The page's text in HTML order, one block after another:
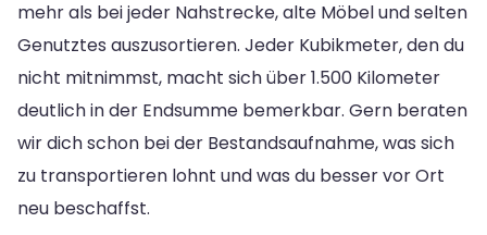
mehr als bei jeder Nahstrecke, alte Möbel und selten
Genutztes auszusortieren. Jeder Kubikmeter, den du
nicht mitnimmst, macht sich über 1.500 Kilometer
deutlich in der Endsumme bemerkbar. Gern beraten
wir dich schon bei der Bestandsaufnahme, was sich
zu transportieren lohnt und was du besser vor Ort
neu beschaffst.